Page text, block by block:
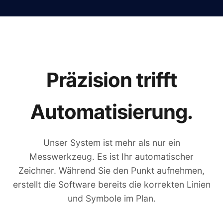
Präzision trifft
Automatisierung.
Unser System ist mehr als nur ein
Messwerkzeug. Es ist Ihr automatischer
Zeichner. Während Sie den Punkt aufnehmen,
erstellt die Software bereits die korrekten Linien
und Symbole im Plan.